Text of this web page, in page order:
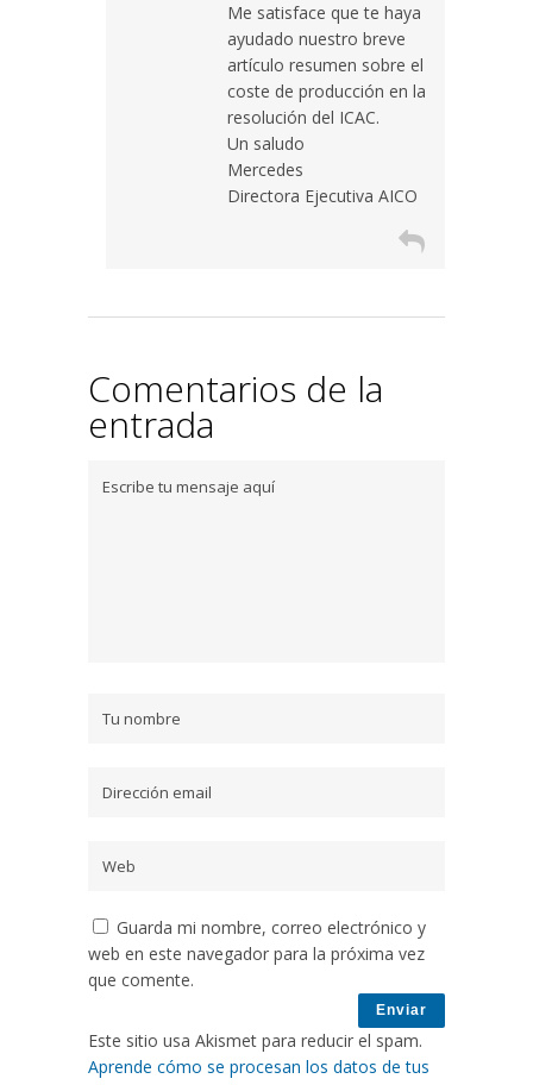
Me satisface que te haya
ayudado nuestro breve
artículo resumen sobre el
coste de producción en la
resolución del ICAC.
Un saludo
Mercedes
Directora Ejecutiva AICO
Comentarios de la
entrada
Guarda mi nombre, correo electrónico y
web en este navegador para la próxima vez
que comente.
Este sitio usa Akismet para reducir el spam.
Aprende cómo se procesan los datos de tus